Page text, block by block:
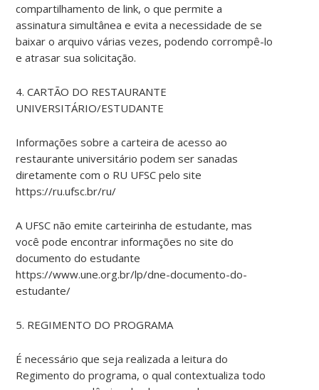
compartilhamento de link, o que permite a
assinatura simultânea e evita a necessidade de se
baixar o arquivo várias vezes, podendo corrompê-lo
e atrasar sua solicitação.
4. CARTÃO DO RESTAURANTE
UNIVERSITÁRIO/ESTUDANTE
Informações sobre a carteira de acesso ao
restaurante universitário podem ser sanadas
diretamente com o RU UFSC pelo site
https://ru.ufsc.br/ru/
A UFSC não emite carteirinha de estudante, mas
você pode encontrar informações no site do
documento do estudante
https://www.une.org.br/lp/dne-documento-do-
estudante/
5. REGIMENTO DO PROGRAMA
É necessário que seja realizada a leitura do
Regimento do programa, o qual contextualiza todo